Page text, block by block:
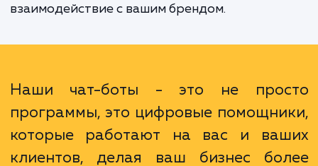
увеличение вовлеченности
платформу общения, включая социальные
мессенджеры, веб-сайты и
приложения, обеспечивая
взаимодействие с вашим брендом.